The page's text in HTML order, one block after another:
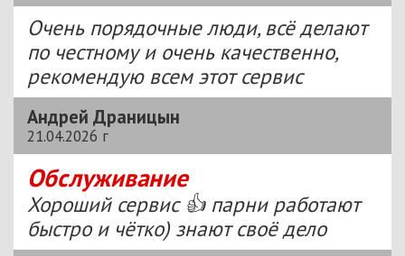
Очень порядочные люди, всё делают
по честному и очень качественно,
рекомендую всем этот сервис
Андрей Драницын
21.04.2026 г
Обслуживание
Хороший сервис 👍 парни работают
быстро и чётко) знают своё дело